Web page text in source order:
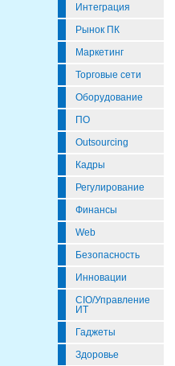
Интеграция
Рынок ПК
Маркетинг
Торговые сети
Оборудование
ПО
Outsourcing
Кадры
Регулирование
Финансы
Web
Безопасность
Инновации
CIO/Управление
ИТ
Гаджеты
Здоровье